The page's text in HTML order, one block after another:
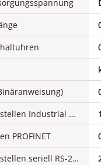
Anzahl der HW-Schnittstellen Industrial Ethernet
1
PROFINET
Anzahl der HW-Schnittstellen seriell RS-232